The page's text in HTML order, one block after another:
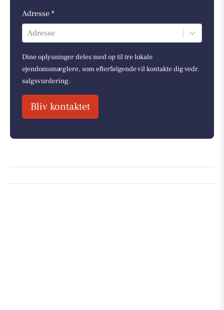
Adresse *
Adresse
Dine oplysninger deles med op til tre lokale
ejendomsmæglere, som efterfølgende vil kontakte dig vedr.
salgsvurdering.
Bliv kontaktet